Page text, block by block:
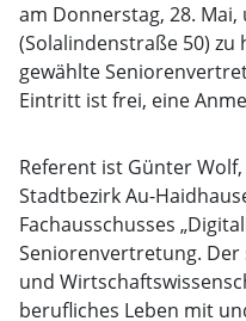
am Donnerstag, 28.
(Solalindenstraße 50)
gewählte
Eintritt ist frei, eine
Referent ist Günter
Stadtbezirk Au-
Fachausschusses
Seniorenvertretung.
und
berufliches Leben mit